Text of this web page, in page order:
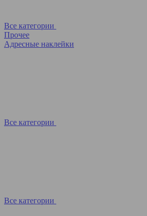
Все категории
Прочее
Адресные наклейки
Все категории
Все категории